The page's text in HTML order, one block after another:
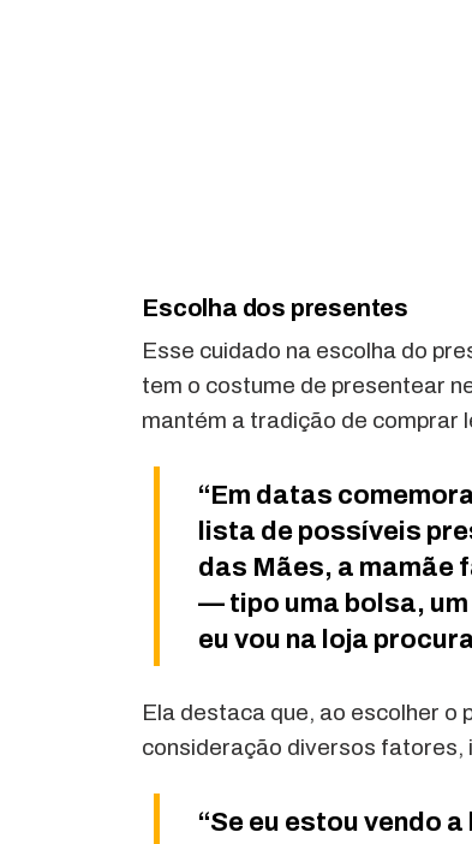
Escolha dos presentes
Esse cuidado na escolha do
tem o costume de presentear
mantém a tradição de comprar
“Em datas
lista de possíveis
das Mães, a mamãe
— tipo uma bolsa,
eu vou na loja
Ela destaca que, ao escolher o
consideração diversos fatores,
“Se eu estou vendo